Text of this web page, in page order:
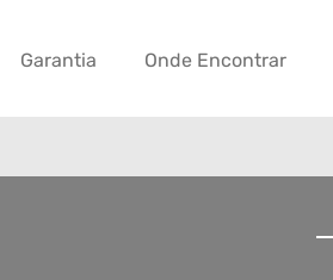
Garantia Onde Encontrar